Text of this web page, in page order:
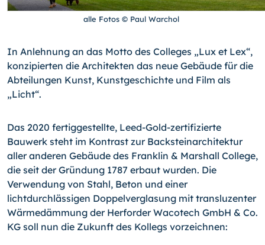
alle Fotos © Paul Warchol
In Anlehnung an das Motto des Colleges „Lux et Lex“,
konzipierten die Architekten das neue Gebäude für die
Abteilungen Kunst, Kunstgeschichte und Film als
„Licht“.
Das 2020 fertiggestellte, Leed-Gold-zertifizierte
Bauwerk steht im Kontrast zur Backsteinarchitektur
aller anderen Gebäude des Franklin & Marshall College,
die seit der Gründung 1787 erbaut wurden. Die
Verwendung von Stahl, Beton und einer
lichtdurchlässigen Doppelverglasung mit transluzenter
Wärmedämmung der Herforder Wacotech GmbH & Co.
KG soll nun die Zukunft des Kollegs vorzeichnen: